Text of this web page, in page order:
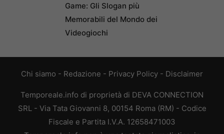
Game: Gli Slogan più
Memorabili del Mondo dei
Videogiochi
Chi siamo - Redazione - Privacy Policy - Disclaimer
Temporeale.info di proprietà di DEVA CONNECTION
SRL - Via Tata Giovanni 8, 00154 Roma (RM) - Codice
Fiscale e Partita I.V.A. 12658471003